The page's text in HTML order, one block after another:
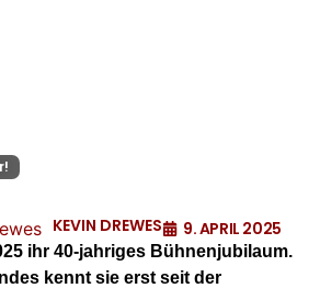
KEVIN DREWES 9. APRIL 2025
ihr 40-jahriges Bühnenjubilaum.
kennt sie erst seit der